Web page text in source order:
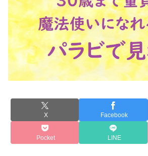
X Facebook
Pocket LINE